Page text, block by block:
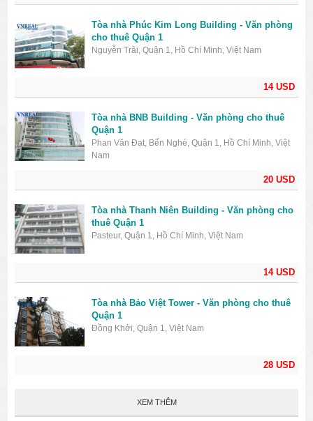
14 USD
Tòa nhà Phúc Kim Long Building - Văn phòng
cho thuê Quận 1
Nguyễn Trãi, Quận 1, Hồ Chí Minh, Việt Nam
20 USD
Tòa nhà BNB Building - Văn phòng cho thuê
Quận 1
Phan Văn Đạt, Bến Nghé, Quận 1, Hồ Chí Minh, Việt
Nam
14 USD
Tòa nhà Thanh Niên Building - Văn phòng cho
thuê Quận 1
Pasteur, Quận 1, Hồ Chí Minh, Việt Nam
28 USD
Tòa nhà Bảo Việt Tower - Văn phòng cho thuê
Quận 1
Đồng Khởi, Quận 1, Việt Nam
XEM THÊM